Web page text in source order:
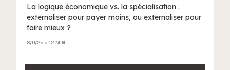
La logique économique vs. la spécialisation :
externaliser pour payer moins, ou externaliser pour
faire mieux ?
8/9/25 • 12 MIN